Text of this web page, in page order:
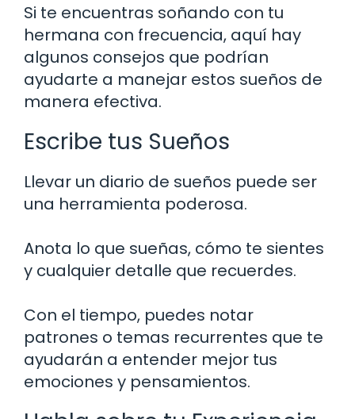
Si te encuentras soñando con tu
hermana con frecuencia, aquí hay
algunos consejos que podrían
ayudarte a manejar estos sueños de
manera efectiva.
Escribe tus Sueños
Llevar un diario de sueños puede ser
una herramienta poderosa.
Anota lo que sueñas, cómo te sientes
y cualquier detalle que recuerdes.
Con el tiempo, puedes notar
patrones o temas recurrentes que te
ayudarán a entender mejor tus
emociones y pensamientos.